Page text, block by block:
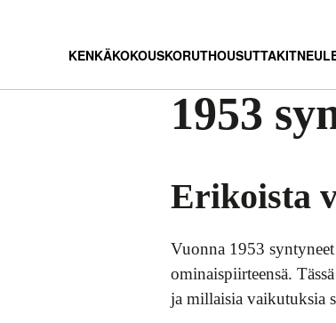
KENKÄKOKOUSKORUTHOUSUTTAKIT
1953
Erikoista
Vuonna 1953
ominaispiirteensä.
ja millaisia vaikutuksia